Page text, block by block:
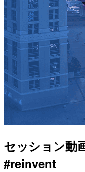
セッション動
#reinvent